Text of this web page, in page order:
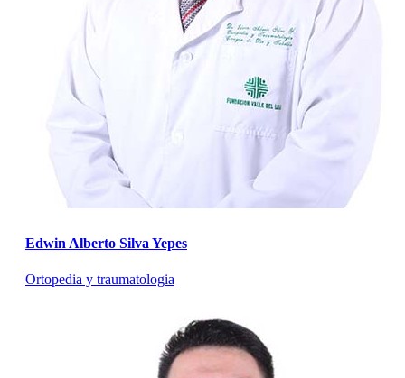
Edwin Alberto Silva Yepes
Ortopedia y traumatologia